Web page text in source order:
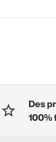
Des
100%